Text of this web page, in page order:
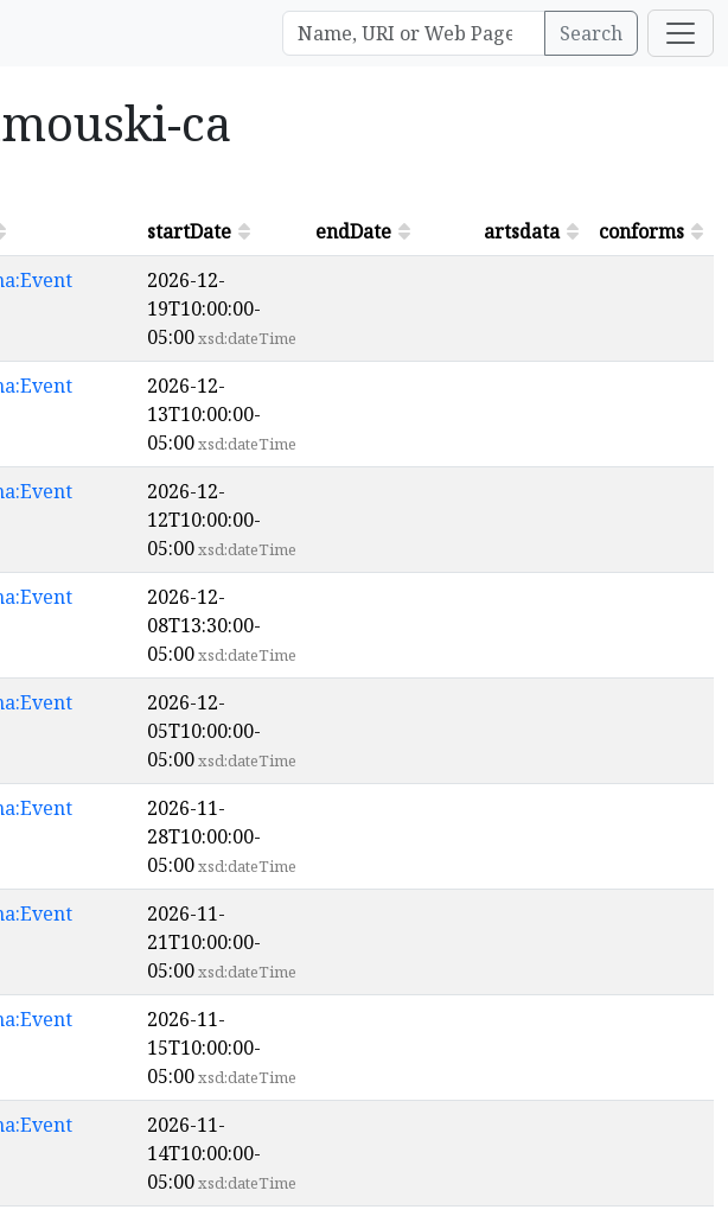
Search
ca
startDate endDate artsdata
conforms
2026-12-
19T10:00:00-
05:00xsd:dateTime
2026-12-
13T10:00:00-
05:00xsd:dateTime
2026-12-
12T10:00:00-
05:00xsd:dateTime
2026-12-
08T13:30:00-
05:00xsd:dateTime
2026-12-
05T10:00:00-
05:00xsd:dateTime
2026-11-
28T10:00:00-
05:00xsd:dateTime
2026-11-
21T10:00:00-
05:00xsd:dateTime
2026-11-
15T10:00:00-
05:00xsd:dateTime
2026-11-
14T10:00:00-
05:00xsd:dateTime